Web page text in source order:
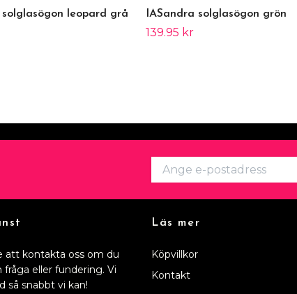
solglasögon leopard grå IASandra solglasögon grön
139.95 kr
att kontakta oss om du
fråga eller fundering. Vi
så snabbt vi kan!
Läs mer
Köpvillkor
Kontakt